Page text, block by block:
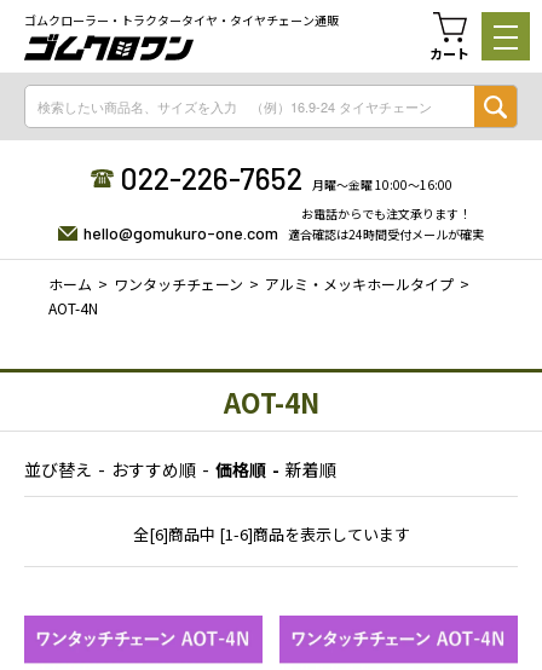
ゴムクローラー・トラクタータイヤ・タイヤチェーン通販
カート
022-226-7652 月曜〜金曜 10:00〜16:00
hello@gomukuro-one.com
お電話からでも注文承ります！
適合確認は24時間受付メールが確実
ホーム ワンタッチチェーン
アルミ・メッキホールタイプ
AOT-4N
AOT-4N
並び替え おすすめ順 価格順 新着順
全[6]商品中 [1-6]商品を表示しています